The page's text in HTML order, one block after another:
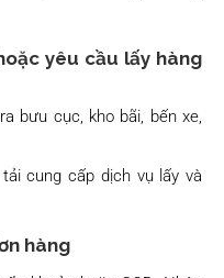
yêu cầu lấy hàng
bưu cục, kho bãi, bến xe,
cung cấp dịch vụ lấy và
hàng